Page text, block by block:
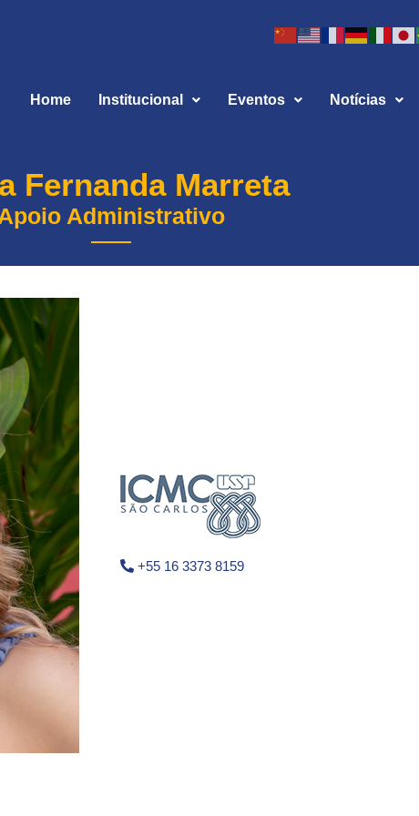
Home Institucional Eventos Notícias
Fernanda Marreta
Administrativo
+55 16 3373 8159